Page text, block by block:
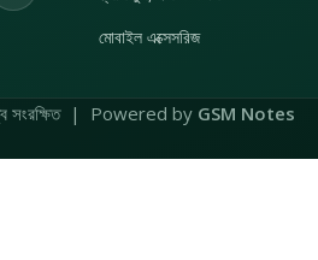
মোবাইল এক্সেসরিজ
সংরক্ষিত | Powered by GSM Notes